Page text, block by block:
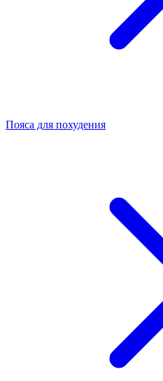
Пояса для похудения